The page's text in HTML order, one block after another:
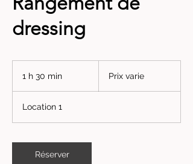
dressing
1 h 30 min
i
Prix varie
Location 1
Réserver